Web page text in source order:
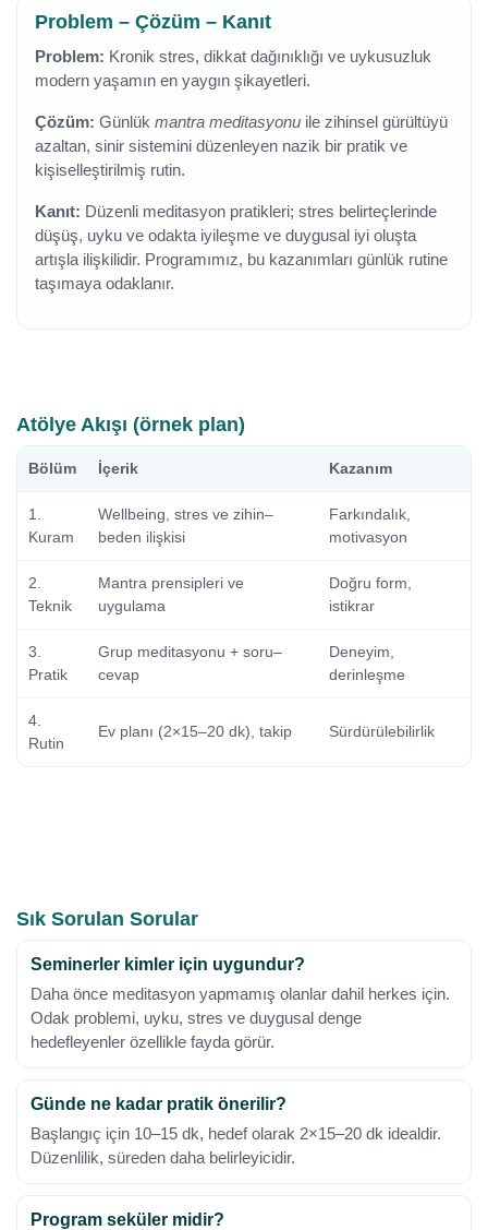
Problem – Çözüm – Kanıt
Problem: Kronik stres, dikkat dağınıklığı ve uykusuzluk
modern yaşamın en yaygın şikayetleri.
Çözüm: Günlük mantra meditasyonu ile zihinsel gürültüyü
azaltan, sinir sistemini düzenleyen nazik bir pratik ve
kişiselleştirilmiş rutin.
Kanıt: Düzenli meditasyon pratikleri; stres belirteçlerinde
düşüş, uyku ve odakta iyileşme ve duygusal iyi oluşta
artışla ilişkilidir. Programımız, bu kazanımları günlük rutine
taşımaya odaklanır.
Atölye Akışı (örnek plan)
Bölüm İçerik Kazanım
1.
Kuram
Wellbeing, stres ve zihin–
beden ilişkisi
Farkındalık,
motivasyon
2.
Teknik
Mantra prensipleri ve
uygulama
Doğru form,
istikrar
3.
Pratik
Grup meditasyonu + soru–
cevap
Deneyim,
derinleşme
4.
Rutin
Ev planı (2×15–20 dk), takip Sürdürülebilirlik
Sık Sorulan Sorular
Seminerler kimler için uygundur?
Daha önce meditasyon yapmamış olanlar dahil herkes için.
Odak problemi, uyku, stres ve duygusal denge
hedefleyenler özellikle fayda görür.
Günde ne kadar pratik önerilir?
Başlangıç için 10–15 dk, hedef olarak 2×15–20 dk idealdir.
Düzenlilik, süreden daha belirleyicidir.
Program seküler midir?